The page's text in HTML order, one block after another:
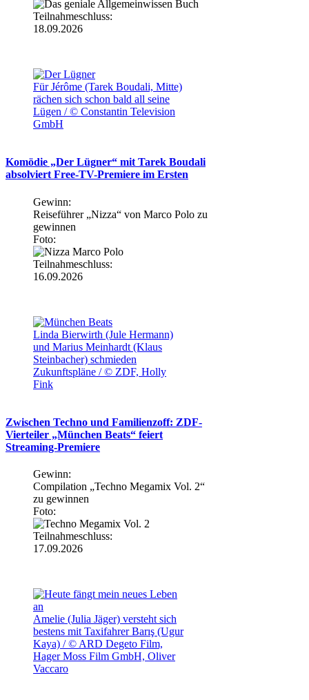
Teilnahmeschluss:
18.09.2026
Für Jérôme (Tarek Boudali, Mitte)
rächen sich schon bald all seine
Lügen / © Constantin Television
GmbH
Komödie „Der Lügner“ mit Tarek Boudali
absolviert Free-TV-Premiere im Ersten
Gewinn:
Reiseführer „Nizza“ von Marco Polo zu
gewinnen
Foto:
Teilnahmeschluss:
16.09.2026
Linda Bierwirth (Jule Hermann)
und Marius Meinhardt (Klaus
Steinbacher) schmieden
Zukunftspläne / © ZDF, Holly
Fink
Zwischen Techno und Familienzoff: ZDF-
Vierteiler „München Beats“ feiert
Streaming-Premiere
Gewinn:
Compilation „Techno Megamix Vol. 2“
zu gewinnen
Foto:
Teilnahmeschluss:
17.09.2026
Amelie (Julia Jäger) versteht sich
bestens mit Taxifahrer Barış (Ugur
Kaya) / © ARD Degeto Film,
Hager Moss Film GmbH, Oliver
Vaccaro